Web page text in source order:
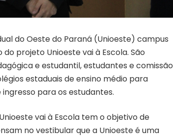
do Oeste do Paraná (Unioeste) campus
projeto Unioeste vai à Escola. São
e estudantil, estudantes e comissão
estaduais de ensino médio para
para os estudantes.
vai à Escola tem o objetivo de
no vestibular que a Unioeste é uma